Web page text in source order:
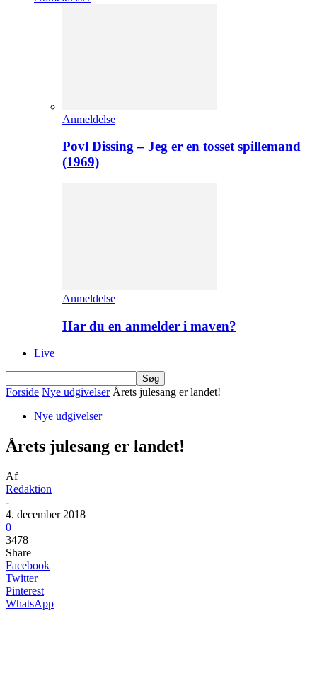
Anmeldelse
Povl Dissing – Jeg er en tosset spillemand
(1969)
Anmeldelse
Har du en anmelder i maven?
Live
Forside Nye udgivelser Årets julesang er landet!
Nye udgivelser
Årets julesang er landet!
Af
Redaktion
-
4. december 2018
0
3478
Share
Facebook
Twitter
Pinterest
WhatsApp